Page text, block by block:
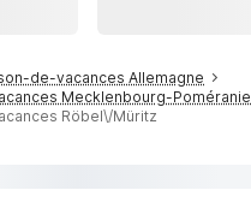
de-vacances Allemagne
Mecklenbourg-Poméranie
Röbel\/Müritz